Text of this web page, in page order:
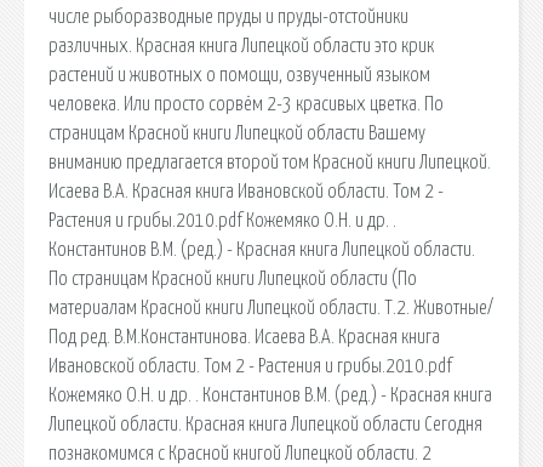
числе рыборазводные пруды и пруды-отстойники
различных. Красная книга Липецкой области это крик
растений и животных о помощи, озвученный языком
человека. Или просто сорвём 2-3 красивых цветка. По
страницам Красной книги Липецкой области Вашему
вниманию предлагается второй том Красной книги Липецкой.
Исаева В.А. Красная книга Ивановской области. Том 2 -
Растения и грибы.2010.pdf Кожемяко О.Н. и др. .
Константинов В.М. (ред.) - Красная книга Липецкой области.
По страницам Красной книги Липецкой области (По
материалам Красной книги Липецкой области. Т.2. Животные/
Под ред. В.М.Константинова. Исаева В.А. Красная книга
Ивановской области. Том 2 - Растения и грибы.2010.pdf
Кожемяко О.Н. и др. . Константинов В.М. (ред.) - Красная книга
Липецкой области. Красная книга Липецкой области Сегодня
познакомимся с Красной книгой Липецкой области. 2